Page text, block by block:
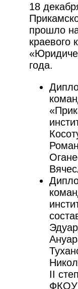
18
прошло
краевого
года.
II
ФКОУ